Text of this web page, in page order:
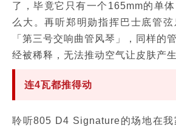
了，毕竟它只有一个165mm的单
么大。再听郑明勋指挥巴士底管
「第三号交响曲管风琴」，同样的
经被稀释，无法推动空气让皮肤产
连4瓦都推得动
聆听805 D4 Signature的场地在我